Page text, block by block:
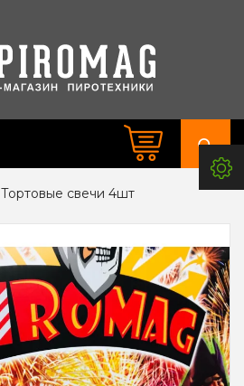
Тортовые свечи 4шт